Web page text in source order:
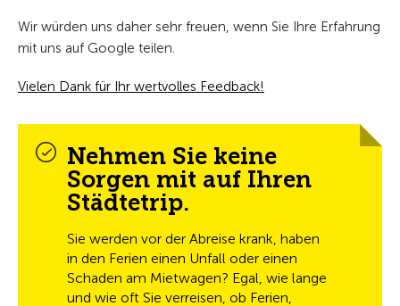
Wir würden uns daher sehr freuen, wenn Sie Ihre Erfahrung
mit uns auf Google teilen.
Vielen Dank für Ihr wertvolles Feedback!
Nehmen Sie keine
Sorgen mit auf Ihren
Städtetrip.
Sie werden vor der Abreise krank, haben
in den Ferien einen Unfall oder einen
Schaden am Mietwagen? Egal, wie lange
und wie oft Sie verreisen, ob Ferien,